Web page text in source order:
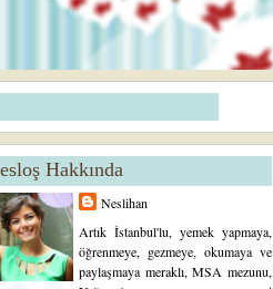
Hakkında
Neslihan
Artık İstanbul'lu, yemek yapmaya,
öğrenmeye, gezmeye, okumaya ve
paylaşmaya meraklı, MSA mezunu,